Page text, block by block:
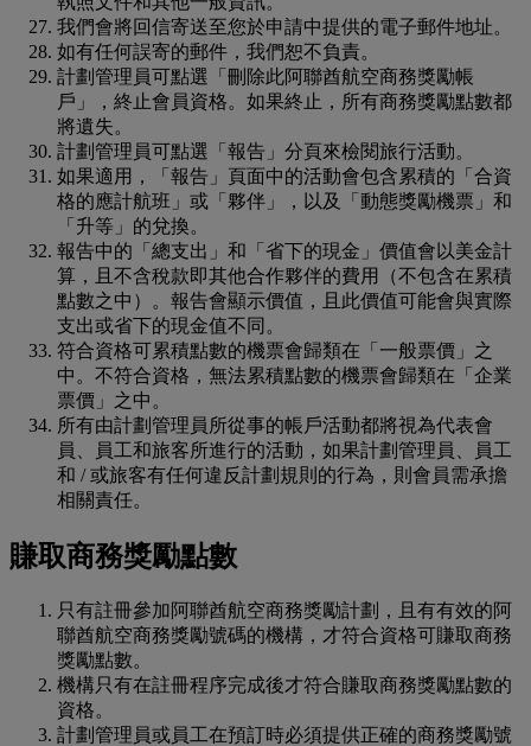
我們會將回信寄送至您於申請中提供的電子郵件地址。
如有任何誤寄的郵件，我們恕不負責。
計劃管理員可點選「刪除此阿聯酋航空商務獎勵帳
戶」，終止會員資格。如果終止，所有商務獎勵點數都
將遺失。
計劃管理員可點選「報告」分頁來檢閱旅行活動。
如果適用，「報告」頁面中的活動會包含累積的「合資
格的應計航班」或「夥伴」，以及「動態獎勵機票」和
「升等」的兌換。
報告中的「總支出」和「省下的現金」價值會以美金計
算，且不含稅款即其他合作夥伴的費用（不包含在累積
點數之中）。報告會顯示價值，且此價值可能會與實際
支出或省下的現金值不同。
符合資格可累積點數的機票會歸類在「一般票價」之
中。不符合資格，無法累積點數的機票會歸類在「企業
票價」之中。
所有由計劃管理員所從事的帳戶活動都將視為代表會
員、員工和旅客所進行的活動，如果計劃管理員、員工
和 / 或旅客有任何違反計劃規則的行為，則會員需承擔
相關責任。
賺取商務獎勵點數
只有註冊參加阿聯酋航空商務獎勵計劃，且有有效的阿
聯酋航空商務獎勵號碼的機構，才符合資格可賺取商務
獎勵點數。
機構只有在註冊程序完成後才符合賺取商務獎勵點數的
資格。
計劃管理員或員工在預訂時必須提供正確的商務獎勵號